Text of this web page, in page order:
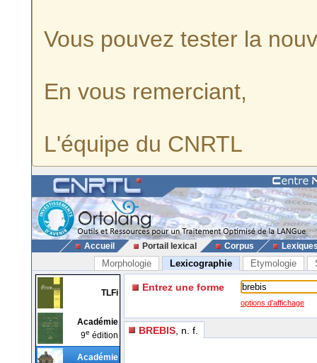
Vous pouvez tester la
En vous remerciant,
L'équipe du CNRTL
Accueil Portail lexical Corpus
Morphologie Lexicographie Etymologie
TLFi
Académie
9e édition
Académie
Entrez une forme
options d'affichage
BREBIS , n. f.